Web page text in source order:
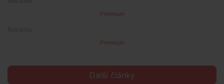
Premium
Premium
Další články